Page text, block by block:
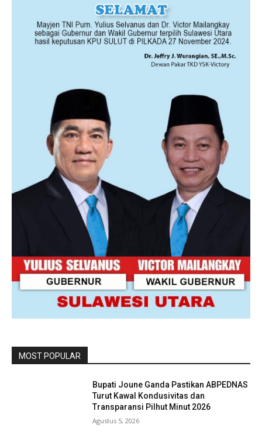
MOST POPULAR
Bupati Joune Ganda Pastikan ABPEDNAS
Turut Kawal Kondusivitas dan
Transparansi Pilhut Minut 2026
Agustus 5, 2026